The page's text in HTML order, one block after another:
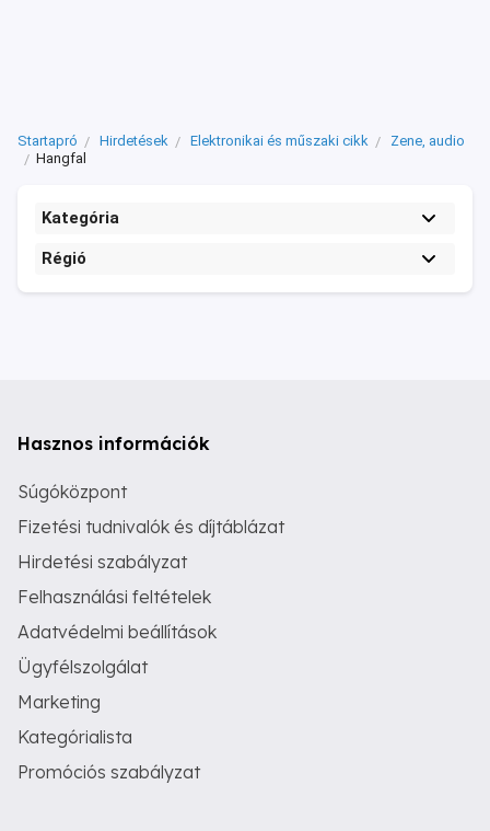
Startapró Hirdetések Elektronikai és műszaki cikk
Zene, audio
Hangfal
Kategória
Régió
Hasznos információk
Súgóközpont
Fizetési tudnivalók és díjtáblázat
Hirdetési szabályzat
Felhasználási feltételek
Adatvédelmi beállítások
Ügyfélszolgálat
Marketing
Kategórialista
Promóciós szabályzat